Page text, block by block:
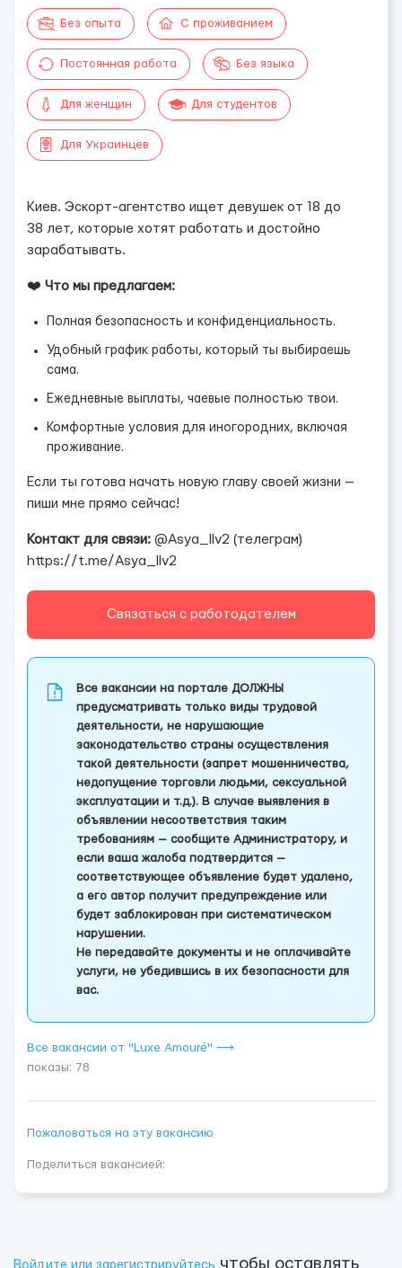
Без опыта С проживанием
Постоянная работа Без языка
Для женщин Для студентов
Для Украинцев
Киев. Эскорт-агентство ищет девушек от 18 до
38 лет, которые хотят работать и достойно
зарабатывать.
❤️ Что мы предлагаем:
Полная безопасность и конфиденциальность.
Удобный график работы, который ты выбираешь
сама.
Ежедневные выплаты, чаевые полностью твои.
Комфортные условия для иногородних, включая
проживание.
Если ты готова начать новую главу своей жизни —
пиши мне прямо сейчас!
Контакт для связи: @Asya_llv2 (телеграм)
https://t.me/Asya_llv2
Связаться с работодателем
Все вакансии на портале ДОЛЖНЫ
предусматривать только виды трудовой
деятельности, не нарушающие
законодательство страны осуществления
такой деятельности (запрет мошенничества,
недопущение торговли людьми, сексуальной
эксплуатации и т.д.). В случае выявления в
объявлении несоответствия таким
требованиям — сообщите Администратору, и
если ваша жалоба подтвердится —
соответствующее объявление будет удалено,
а его автор получит предупреждение или
будет заблокирован при систематическом
нарушении.
Не передавайте документы и не оплачивайте
услуги, не убедившись в их безопасности для
вас.
Все вакансии от "Luxe Amouré" ⟶
показы: 78
Пожаловаться на эту вакансию
Поделиться вакансией:
Войдите или зарегистрируйтесь чтобы оставлять